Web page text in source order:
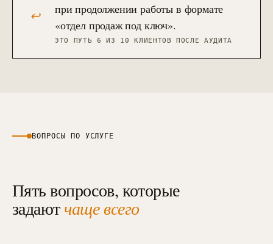
↩
при продолжении работы в формате
«отдел продаж под ключ».
ЭТО ПУТЬ 6 ИЗ 10 КЛИЕНТОВ ПОСЛЕ АУДИТА
ВОПРОСЫ ПО УСЛУГЕ
Пять вопросов, которые
задаютчаще всего